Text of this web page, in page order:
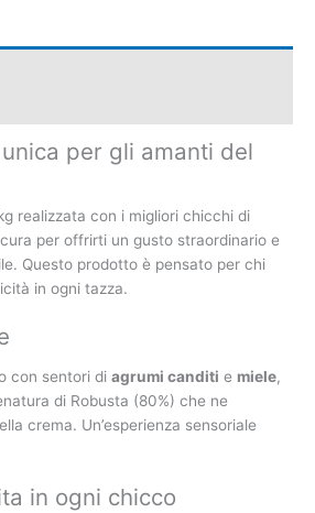
unica per gli amanti del
realizzata con i migliori chicchi di
per offrirti un gusto straordinario e
Questo prodotto è pensato per chi
in ogni tazza.
con sentori di agrumi canditi e miele,
di Robusta (80%) che ne
crema. Un’esperienza sensoriale
in ogni chicco